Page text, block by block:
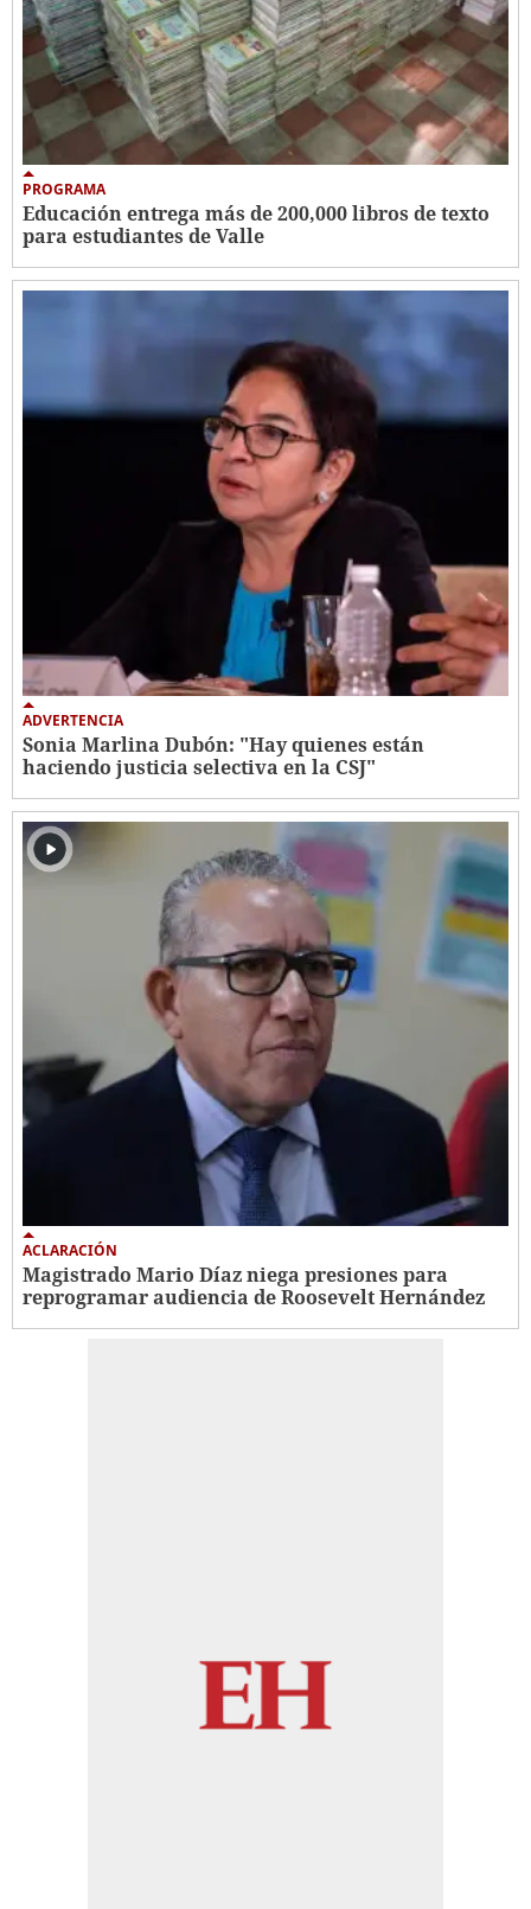
PROGRAMA
Educación entrega más de 200,000 libros de texto
para estudiantes de Valle
ADVERTENCIA
Sonia Marlina Dubón: "Hay quienes están
haciendo justicia selectiva en la CSJ"
ACLARACIÓN
Magistrado Mario Díaz niega presiones para
reprogramar audiencia de Roosevelt Hernández